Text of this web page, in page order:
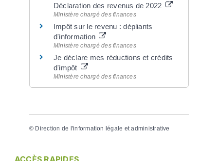
Déclaration des revenus de 2022
Ministère chargé des finances
Impôt sur le revenu : dépliants
d'information
Ministère chargé des finances
Je déclare mes réductions et crédits
d'impôt
Ministère chargé des finances
© Direction de l'information légale et administrative